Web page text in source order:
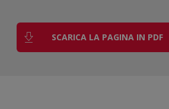
SCARICA LA PAGINA IN PDF